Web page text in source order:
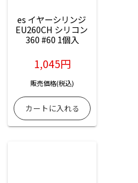
es イヤーシリンジ
EU260CH シリコン
360 #60 1個入
1,045円
販売価格(税込)